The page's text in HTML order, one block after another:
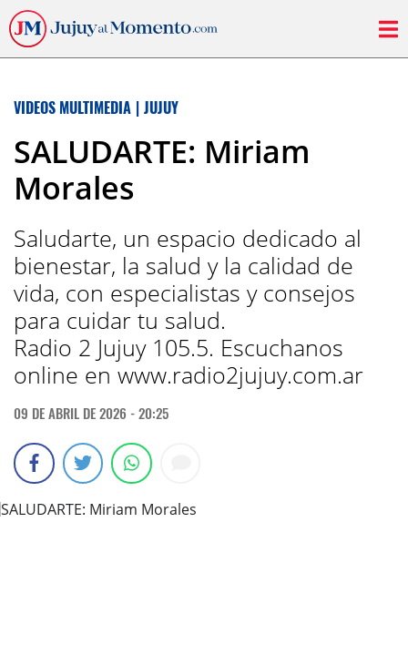
VIDEOS MULTIMEDIA | JUJUY
SALUDARTE: Miriam
Morales
Saludarte, un espacio dedicado al
bienestar, la salud y la calidad de
vida, con especialistas y consejos
para cuidar tu salud.
Radio 2 Jujuy 105.5. Escuchanos
online en www.radio2jujuy.com.ar
09 DE ABRIL DE 2026 - 20:25